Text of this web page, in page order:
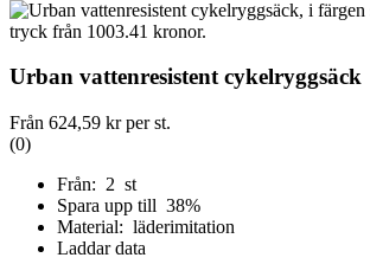
Urban vattenresistent cykelryggsäck
Från 624,59 krper st.
(0)
Från: 2 st
Spara upp till 38%
Material: läderimitation
Laddar data